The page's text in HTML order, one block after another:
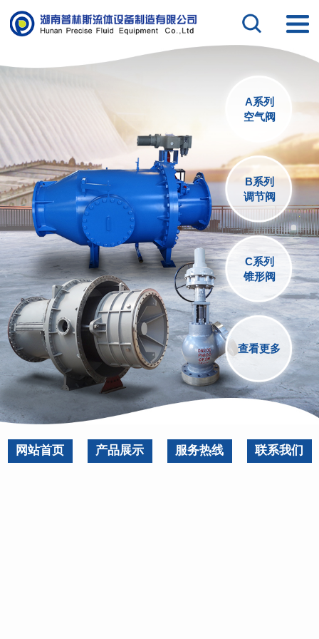
A系列
空气阀
B系列
调节阀
C系列
锥形阀
查看更多
网站首页 产品展示 服务热线 联系我们